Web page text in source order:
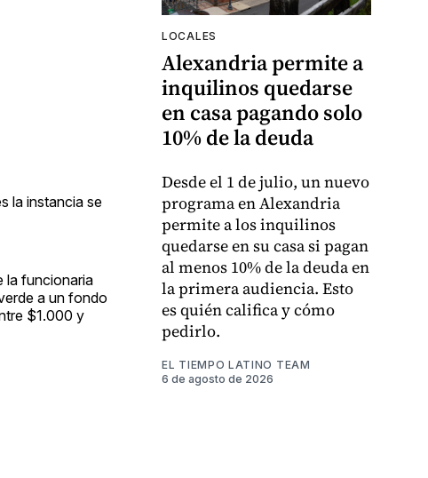
la instancia se
la funcionaria
a un fondo
$1.000 y
LOCALES
Alexandria permite a
inquilinos quedarse
en casa pagando solo
10% de la deuda
Desde el 1 de julio, un nuevo
programa en Alexandria
permite a los inquilinos
quedarse en su casa si pagan
al menos 10% de la deuda en
la primera audiencia. Esto
es quién califica y cómo
pedirlo.
EL TIEMPO LATINO TEAM
6 de agosto de 2026